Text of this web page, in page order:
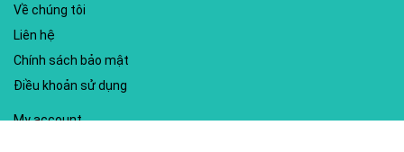
Về chúng tôi
Liên hệ
Chính sách bảo mật
Điều khoản sử dụng
My account